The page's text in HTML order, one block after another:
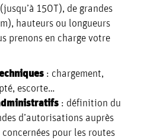
150T), de grandes
hauteurs ou longueurs
prenons en charge votre
: chargement,
escorte…
: définition du
d’autorisations auprès
pour les routes